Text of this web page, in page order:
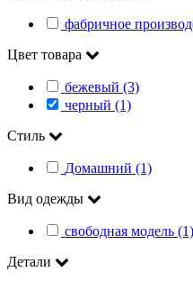
фабричное
Цвет товара
бежевый (3)
черный (1)
Стиль
Домашний (1)
Вид одежды
свободная модель (1)
Детали